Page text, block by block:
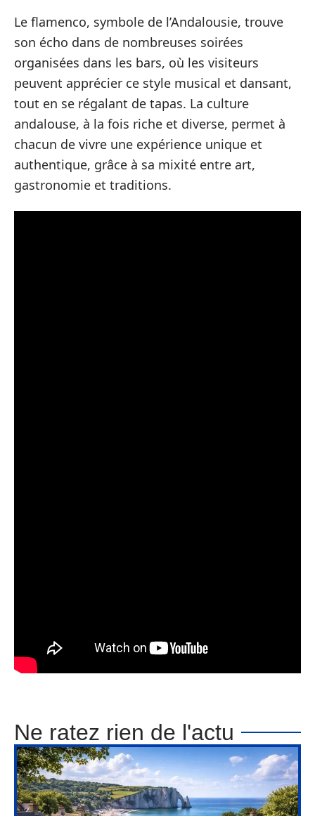
Le flamenco, symbole de l’Andalousie, trouve
son écho dans de nombreuses soirées
organisées dans les bars, où les visiteurs
peuvent apprécier ce style musical et dansant,
tout en se régalant de tapas. La culture
andalouse, à la fois riche et diverse, permet à
chacun de vivre une expérience unique et
authentique, grâce à sa mixité entre art,
gastronomie et traditions.
Ne ratez rien de l'actu